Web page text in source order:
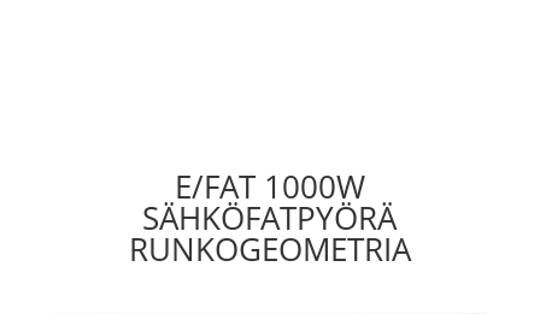
E/FAT 1000W
SÄHKÖFATPYÖRÄ
RUNKOGEOMETRIA